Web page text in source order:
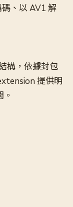
、以 AV1 解
構，依據封包
提供明